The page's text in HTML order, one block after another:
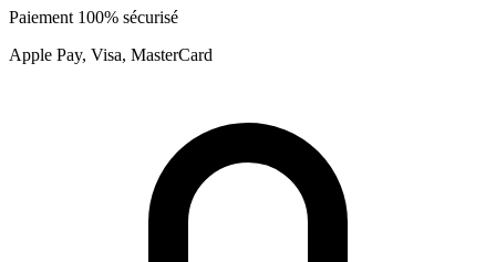
Paiement 100% sécurisé
Apple Pay, Visa, MasterCard